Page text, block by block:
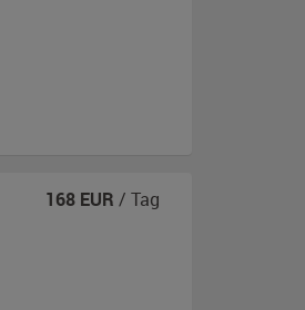
168 EUR / Tag